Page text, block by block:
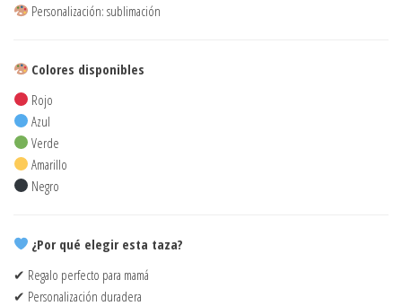
Personalización: sublimación
Colores disponibles
Rojo
Azul
Verde
Amarillo
Negro
¿Por qué elegir esta taza?
✔ Regalo perfecto para mamá
✔ Personalización duradera